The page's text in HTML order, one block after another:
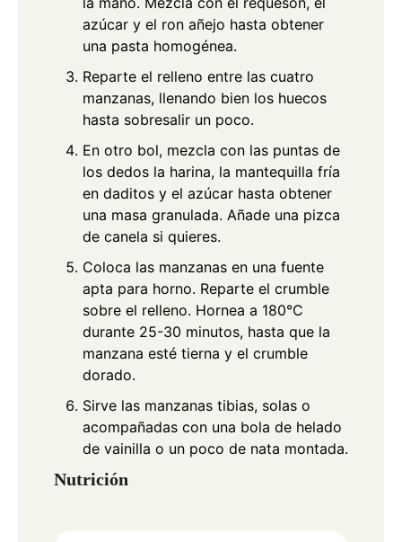
azúcar y el ron añejo hasta obtener
una pasta homogénea.
Reparte el relleno entre las cuatro
manzanas, llenando bien los huecos
hasta sobresalir un poco.
En otro bol, mezcla con las puntas de
los dedos la harina, la mantequilla fría
en daditos y el azúcar hasta obtener
una masa granulada. Añade una pizca
de canela si quieres.
Coloca las manzanas en una fuente
apta para horno. Reparte el crumble
sobre el relleno. Hornea a 180°C
durante 25-30 minutos, hasta que la
manzana esté tierna y el crumble
dorado.
Sirve las manzanas tibias, solas o
acompañadas con una bola de helado
de vainilla o un poco de nata montada.
Nutrición